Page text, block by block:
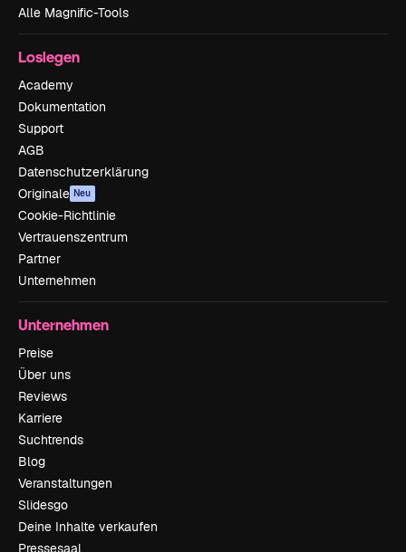
Alle Magnific-Tools
Loslegen
Academy
Dokumentation
Support
AGB
Datenschutzerklärung
Originale Neu
Cookie-Richtlinie
Vertrauenszentrum
Partner
Unternehmen
Unternehmen
Preise
Über uns
Reviews
Karriere
Suchtrends
Blog
Veranstaltungen
Slidesgo
Deine Inhalte verkaufen
Pressesaal